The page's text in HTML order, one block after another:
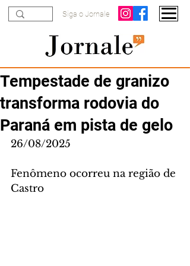
Siga o Jornale
Tempestade de granizo
transforma rodovia do
Paraná em pista de gelo
26/08/2025
Fenômeno ocorreu na região de
Castro